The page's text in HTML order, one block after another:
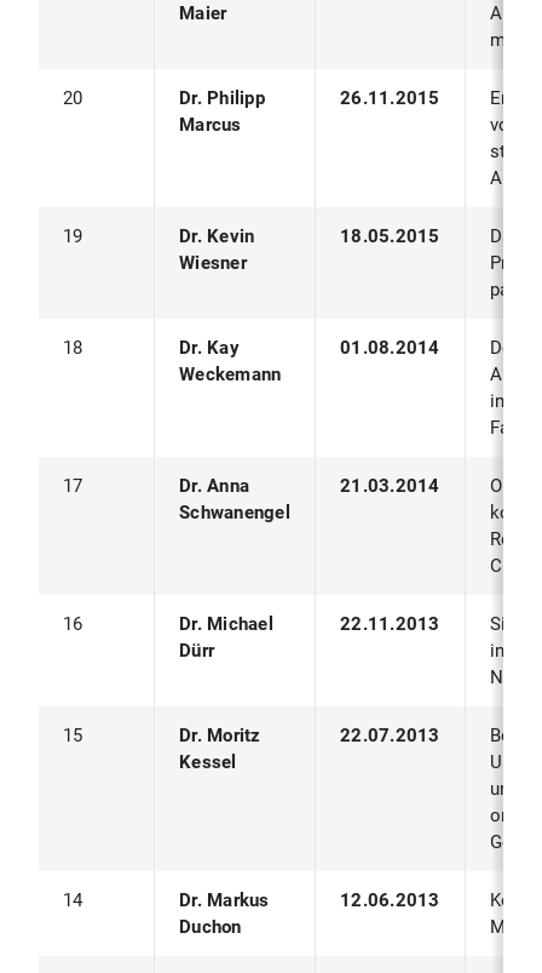
Maier
20
Dr. Philipp
Marcus
26.11.2015
von
19
Dr. Kevin
Wiesner
18.05.2015
18
Dr. Kay
Weckemann
01.08.2014
im
17
Dr. Anna
Schwanengel
21.03.2014
Orts-,
16
Dr. Michael
Dürr
22.11.2013
in
15
Dr. Moritz
Kessel
22.07.2013
und
14
Dr. Markus
Duchon
12.06.2013